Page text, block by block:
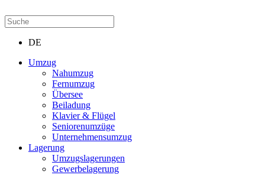
DE
Umzug
Nahumzug
Fernumzug
Übersee
Beiladung
Klavier & Flügel
Seniorenumzüge
Unternehmensumzug
Lagerung
Umzugslagerungen
Gewerbelagerung